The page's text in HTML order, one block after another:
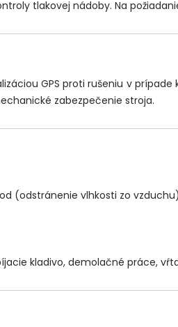
tlakovej nádoby. Na
GPS proti rušeniu v
zabezpečenie stroja.
(odstránenie vlhkosti zo vzduchu)
kladivo, demolačné práce,